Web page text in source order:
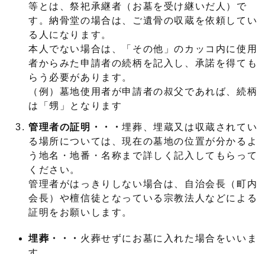
等とは、祭祀承継者（お墓を受け継いだ人）で
す。納骨堂の場合は、ご遺骨の収蔵を依頼してい
る人になります。
本人でない場合は、「その他」のカッコ内に使用
者からみた申請者の続柄を記入し、承諾を得ても
らう必要があります。
（例）墓地使用者が申請者の叔父であれば、続柄
は「甥」となります
管理者の証明・・・埋葬、埋蔵又は収蔵されてい
る場所については、現在の墓地の位置が分かるよ
う地名・地番・名称まで詳しく記入してもらって
ください。
管理者がはっきりしない場合は、自治会長（町内
会長）や檀信徒となっている宗教法人などによる
証明をお願いします。
埋葬・・・ 火葬せずにお墓に入れた場合をいいま